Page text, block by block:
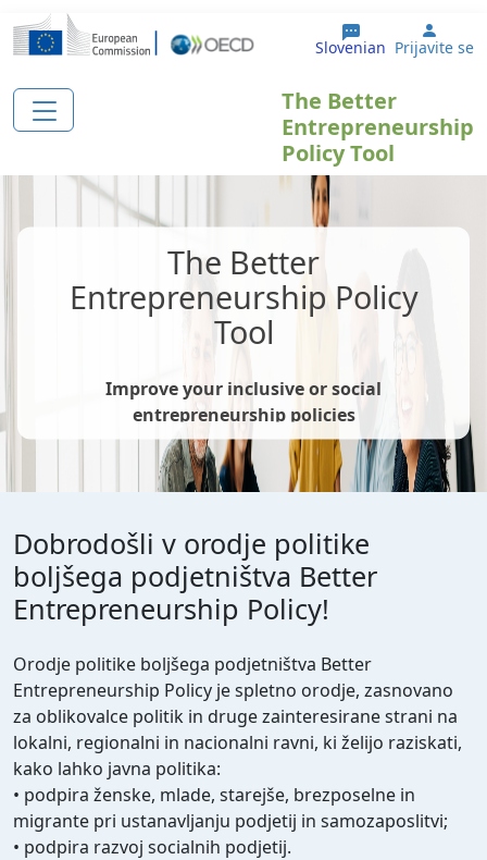
Skip to main content
Slovenian User
Prijavite se
The Better
Entrepreneurship
Policy Tool
The Better
Entrepreneurship Policy
Tool
Improve your inclusive or social
entrepreneurship policies
Dobrodošli v orodje politike
boljšega podjetništva Better
Entrepreneurship Policy!
Orodje politike boljšega podjetništva Better
Entrepreneurship Policy je spletno orodje, zasnovano
za oblikovalce politik in druge zainteresirane strani na
lokalni, regionalni in nacionalni ravni, ki želijo raziskati,
kako lahko javna politika:
• podpira ženske, mlade, starejše, brezposelne in
migrante pri ustanavljanju podjetij in samozaposlitvi;
• podpira razvoj socialnih podjetij.